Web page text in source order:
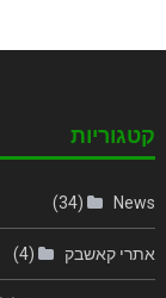
קטגוריות
News
(34)
אתרי קאשבק (4)